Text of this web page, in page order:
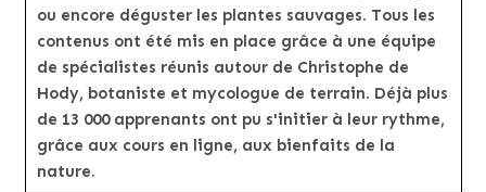
ou encore déguster les plantes sauvages. Tous les
contenus ont été mis en place grâce à une équipe
de spécialistes réunis autour de Christophe de
Hody, botaniste et mycologue de terrain. Déjà plus
de 13 000 apprenants ont pu s'initier à leur rythme,
grâce aux cours en ligne, aux bienfaits de la
nature.